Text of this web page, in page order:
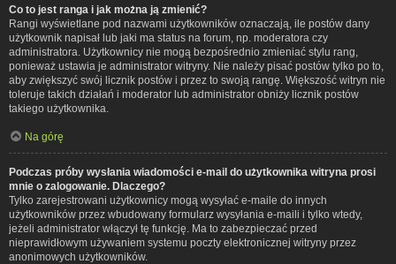
Co to jest ranga i jak można ją zmienić?
Rangi wyświetlane pod nazwami użytkowników oznaczają, ile postów dany
użytkownik napisał lub jaki ma status na forum, np. moderatora czy
administratora. Użytkownicy nie mogą bezpośrednio zmieniać stylu rang,
ponieważ ustawia je administrator witryny. Nie należy pisać postów tylko po to,
aby zwiększyć swój licznik postów i przez to swoją rangę. Większość witryn nie
toleruje takich działań i moderator lub administrator obniży licznik postów
takiego użytkownika.
Na górę
Podczas próby wysłania wiadomości e-mail do użytkownika witryna prosi
mnie o zalogowanie. Dlaczego?
Tylko zarejestrowani użytkownicy mogą wysyłać e-maile do innych
użytkowników przez wbudowany formularz wysyłania e-maili i tylko wtedy,
jeżeli administrator włączył tę funkcję. Ma to zabezpieczać przed
nieprawidłowym używaniem systemu poczty elektronicznej witryny przez
anonimowych użytkowników.